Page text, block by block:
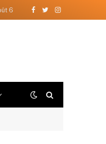
6
Facebook
TwitterInstagram